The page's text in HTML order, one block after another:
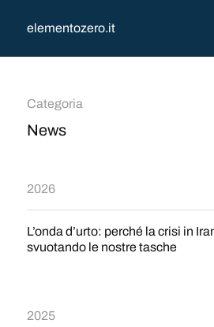
elementozero.it
Categoria
News
2026
L’onda d’urto: perché la crisi in
svuotando le nostre tasche
2025